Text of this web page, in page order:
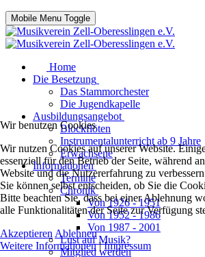
Mobile Menu Toggle
Home
Die Besetzung
Das Stammorchester
Die Jugendkapelle
Ausbildungsangebot
Blockflöten
Instrumentalunterricht ab 9 Jahre
Erwachsene
Informationen
Termine
Chronik
Von 1926 - 1951
Von 1952 - 1986
Von 1987 - 2001
Lust auf Musik?
Mitglied werden
Wir benutzen Cookies
Wir nutzen Cookies auf unserer Website.
essenziell für den Betrieb der Seite, während
Website und die Nutzererfahrung zu
Sie können selbst entscheiden, ob Sie die
Bitte beachten Sie, dass bei einer Ablehnung
alle Funktionalitäten der Seite zur Verfügung
Akzeptieren Ablehnen
Weitere Informationen|Impressum